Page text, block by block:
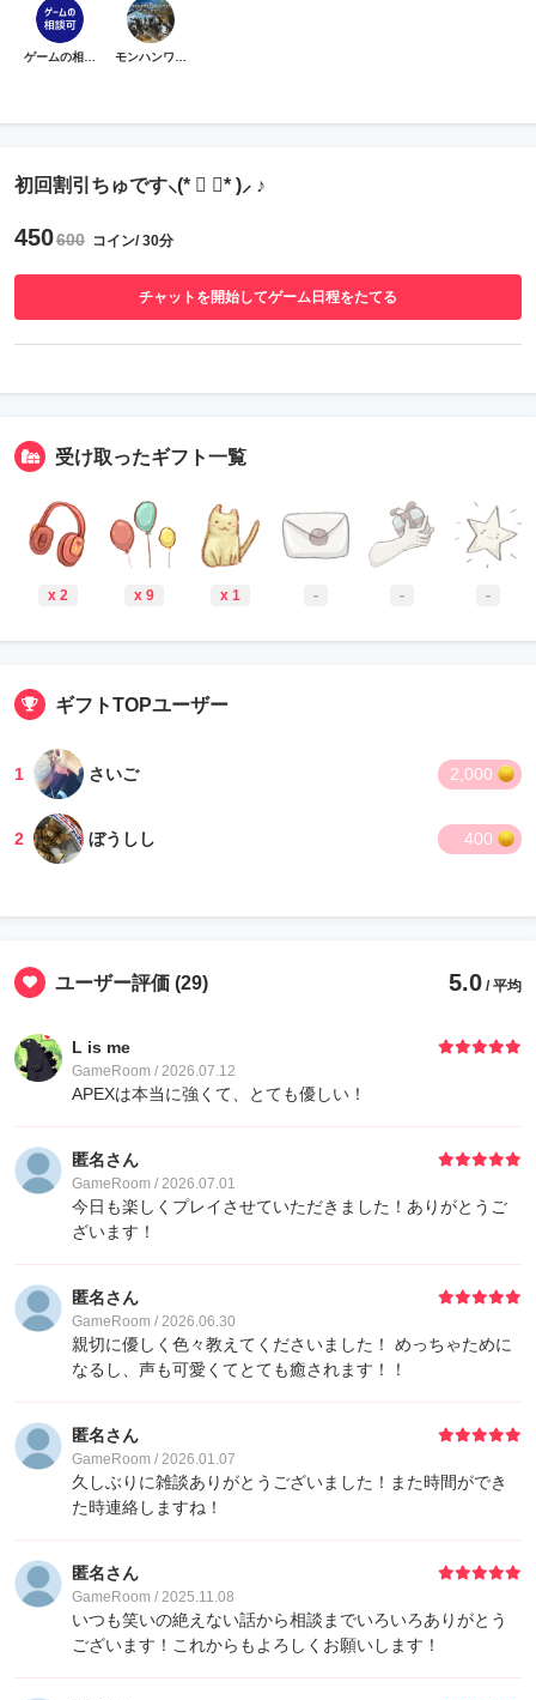
初回割引ちゅです⸜(* ॑ ॑* )⸝ ♪
450600 コイン/ 30分
チャットを開始してゲーム日程をたてる
受け取ったギフト一覧
x 2 x 9 x 1 - - -
ギフトTOPユーザー
1 さいご 2,000
2 ぼうしし 400
ユーザー評価 (29) 5.0 / 平均
L is me
GameRoom / 2026.07.12
APEXは本当に強くて、とても優しい！
匿名さん
GameRoom / 2026.07.01
今日も楽しくプレイさせていただきました！ありがとうご
ざいます！
匿名さん
GameRoom / 2026.06.30
親切に優しく色々教えてくださいました！ めっちゃために
なるし、声も可愛くてとても癒されます！！
匿名さん
GameRoom / 2026.01.07
久しぶりに雑談ありがとうございました！また時間ができ
た時連絡しますね！
匿名さん
GameRoom / 2025.11.08
いつも笑いの絶えない話から相談までいろいろありがとう
ございます！これからもよろしくお願いします！